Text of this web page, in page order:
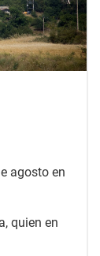
agosto en
quien en